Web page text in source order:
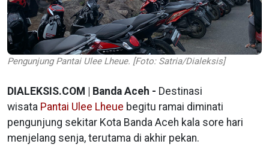
Pengunjung Pantai Ulee Lheue. [Foto: Satria/Dialeksis]
DIALEKSIS.COM | Banda Aceh - Destinasi
wisata Pantai Ulee Lheue begitu ramai diminati
pengunjung sekitar Kota Banda Aceh kala sore hari
menjelang senja, terutama di akhir pekan.